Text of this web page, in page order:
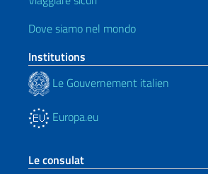
Dove siamo nel mondo
Institutions
Le Gouvernement italien
Europa.eu
Le consulat